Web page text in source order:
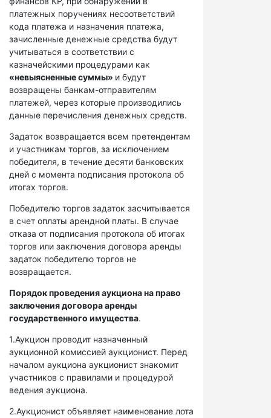
платежных поручениях несоответствий
кода платежа и назначения платежа,
зачисленные денежные средства будут
учитываться в соответствии с
казначейскими процедурами как
«невыясненные суммы» и будут
возвращены банкам-отправителям
платежей, через которые производились
данные перечисления денежных средств.
Задаток возвращается всем претендентам
и участникам торгов, за исключением
победителя, в течение десяти банковских
дней с момента подписания протокола об
итогах торгов.
Победителю торгов задаток засчитывается
в счет оплаты арендной платы. В случае
отказа от подписания протокола об итогах
торгов или заключения договора аренды
задаток победителю торгов не
возвращается.
Порядок проведения аукциона на право
заключения договора аренды
государственного имущества.
1.Аукцион проводит назначенный
аукционной комиссией аукционист. Перед
началом аукциона аукционист знакомит
участников с правилами и процедурой
ведения аукциона.
2.Аукционист объявляет наименование лота